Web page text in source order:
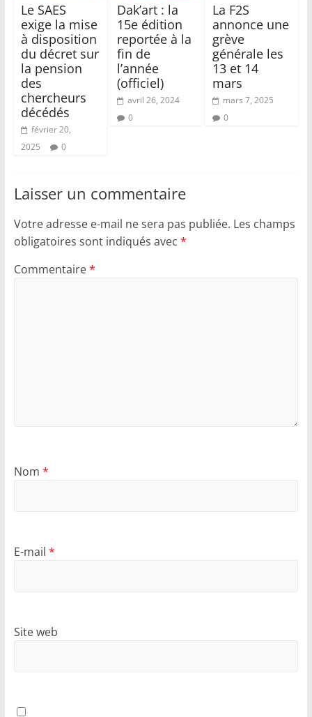
Le SAES
exige la mise
à disposition
du décret sur
la pension
des
chercheurs
décédés
février 20,
2025
0
Dak’art : la
15e édition
reportée à la
fin de
l’année
(officiel)
avril 26, 2024
0
La F2S
annonce une
grève
générale les
13 et 14
mars
mars 7, 2025
0
Laisser un commentaire
Votre adresse e-mail ne sera pas publiée. Les champs
obligatoires sont indiqués avec *
Commentaire*
Nom *
E-mail *
Site web